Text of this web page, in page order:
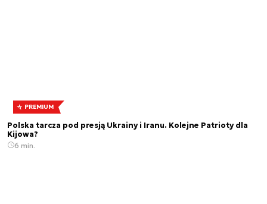
PREMIUM
Polska tarcza pod presją Ukrainy i Iranu. Kolejne Patrioty dla
Kijowa?
6 min.